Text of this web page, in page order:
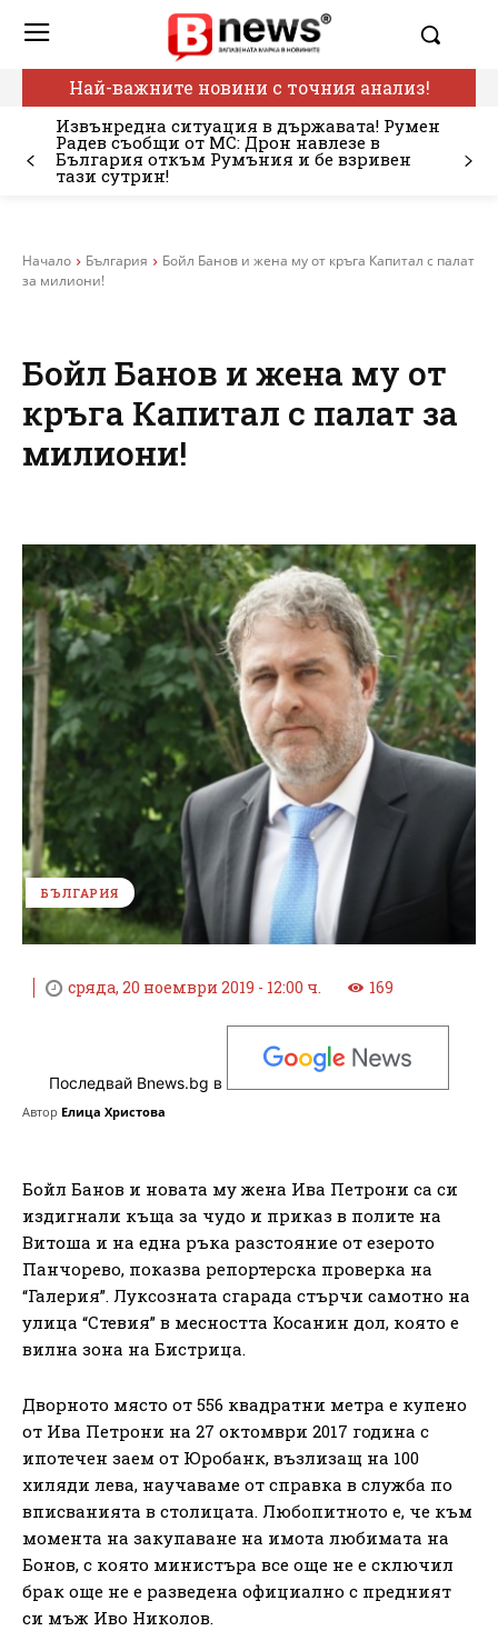
Най-важните новини с точния анализ!
Извънредна ситуация в държавата! Румен
Радев съобщи от МС: Дрон навлезе в
България откъм Румъния и бе взривен
тази сутрин!
Начало България
Бойл Банов и жена му от кръга Капитал с палат
за милиони!
Бойл Банов и жена му от
кръга Капитал с палат за
милиони!
БЪЛГАРИЯ
сряда, 20 ноември 2019 - 12:00 ч. 169
Последвай Bnews.bg в
Автор Елица Христова
Бойл Банов и новата му жена Ива Петрони са си
издигнали къща за чудо и приказ в полите на
Витоша и на една ръка разстояние от езерото
Панчорево, показва репортерска проверка на
“Галерия”. Луксозната сгарада стърчи самотно на
улица “Стевия” в месността Косанин дол, която е
вилна зона на Бистрица.
Дворното място от 556 квадратни метра е купено
от Ива Петрони на 27 октомври 2017 година с
ипотечен заем от Юробанк, възлизащ на 100
хиляди лева, научаваме от справка в служба по
вписванията в столицата. Любопитното е, че към
момента на закупаване на имота любимата на
Бонов, с която министъра все още не е сключил
брак още не е разведена официално с предният
си мъж Иво Николов.